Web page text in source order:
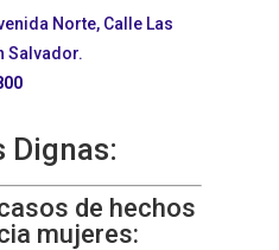
Norte, Calle Las
Salvador.
Dignas:
de hechos
mujeres: